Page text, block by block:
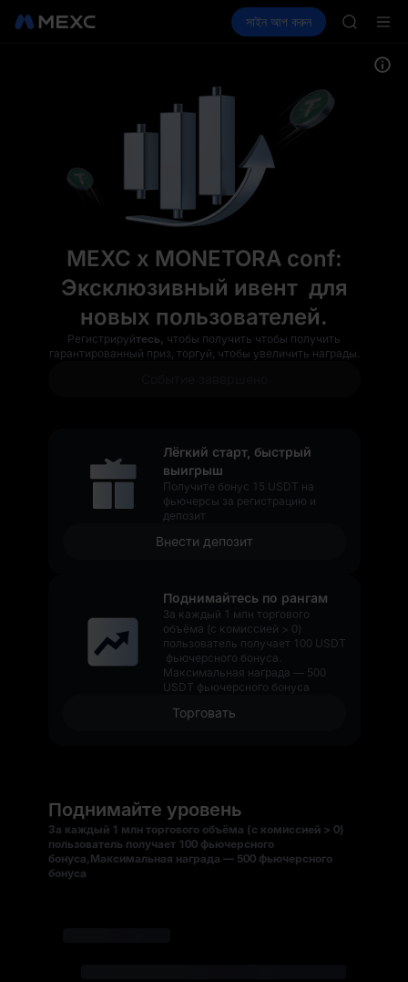
স্পট ফিউচার SPCX আয় করুন
সাইন আপ করুন
SKYAI
SPCX
MEXC x MONETORA conf:
Эксклюзивный ивент для
новых пользователей.
Регистрируйтесь, чтобы получить чтобы получить
гарантированный приз, торгуй, чтобы увеличить награды.
Лёгкий старт, быстрый
выигрыш
Получите бонус 15 USDT на
фьючерсы за регистрацию и
депозит
Внести депозит
Поднимайтесь по рангам
За каждый 1 млн торгового
объёма (с комиссией > 0)
пользователь получает 100 USDT
фьючерсного бонуса.
Максимальная награда — 500
USDT фьючерсного бонуса
Торговать
Поднимайте уровень
За каждый 1 млн торгового объёма (с комиссией > 0)
пользователь получает 100 фьючерсного
бонуса,Максимальная награда — 500 фьючерсного
бонуса